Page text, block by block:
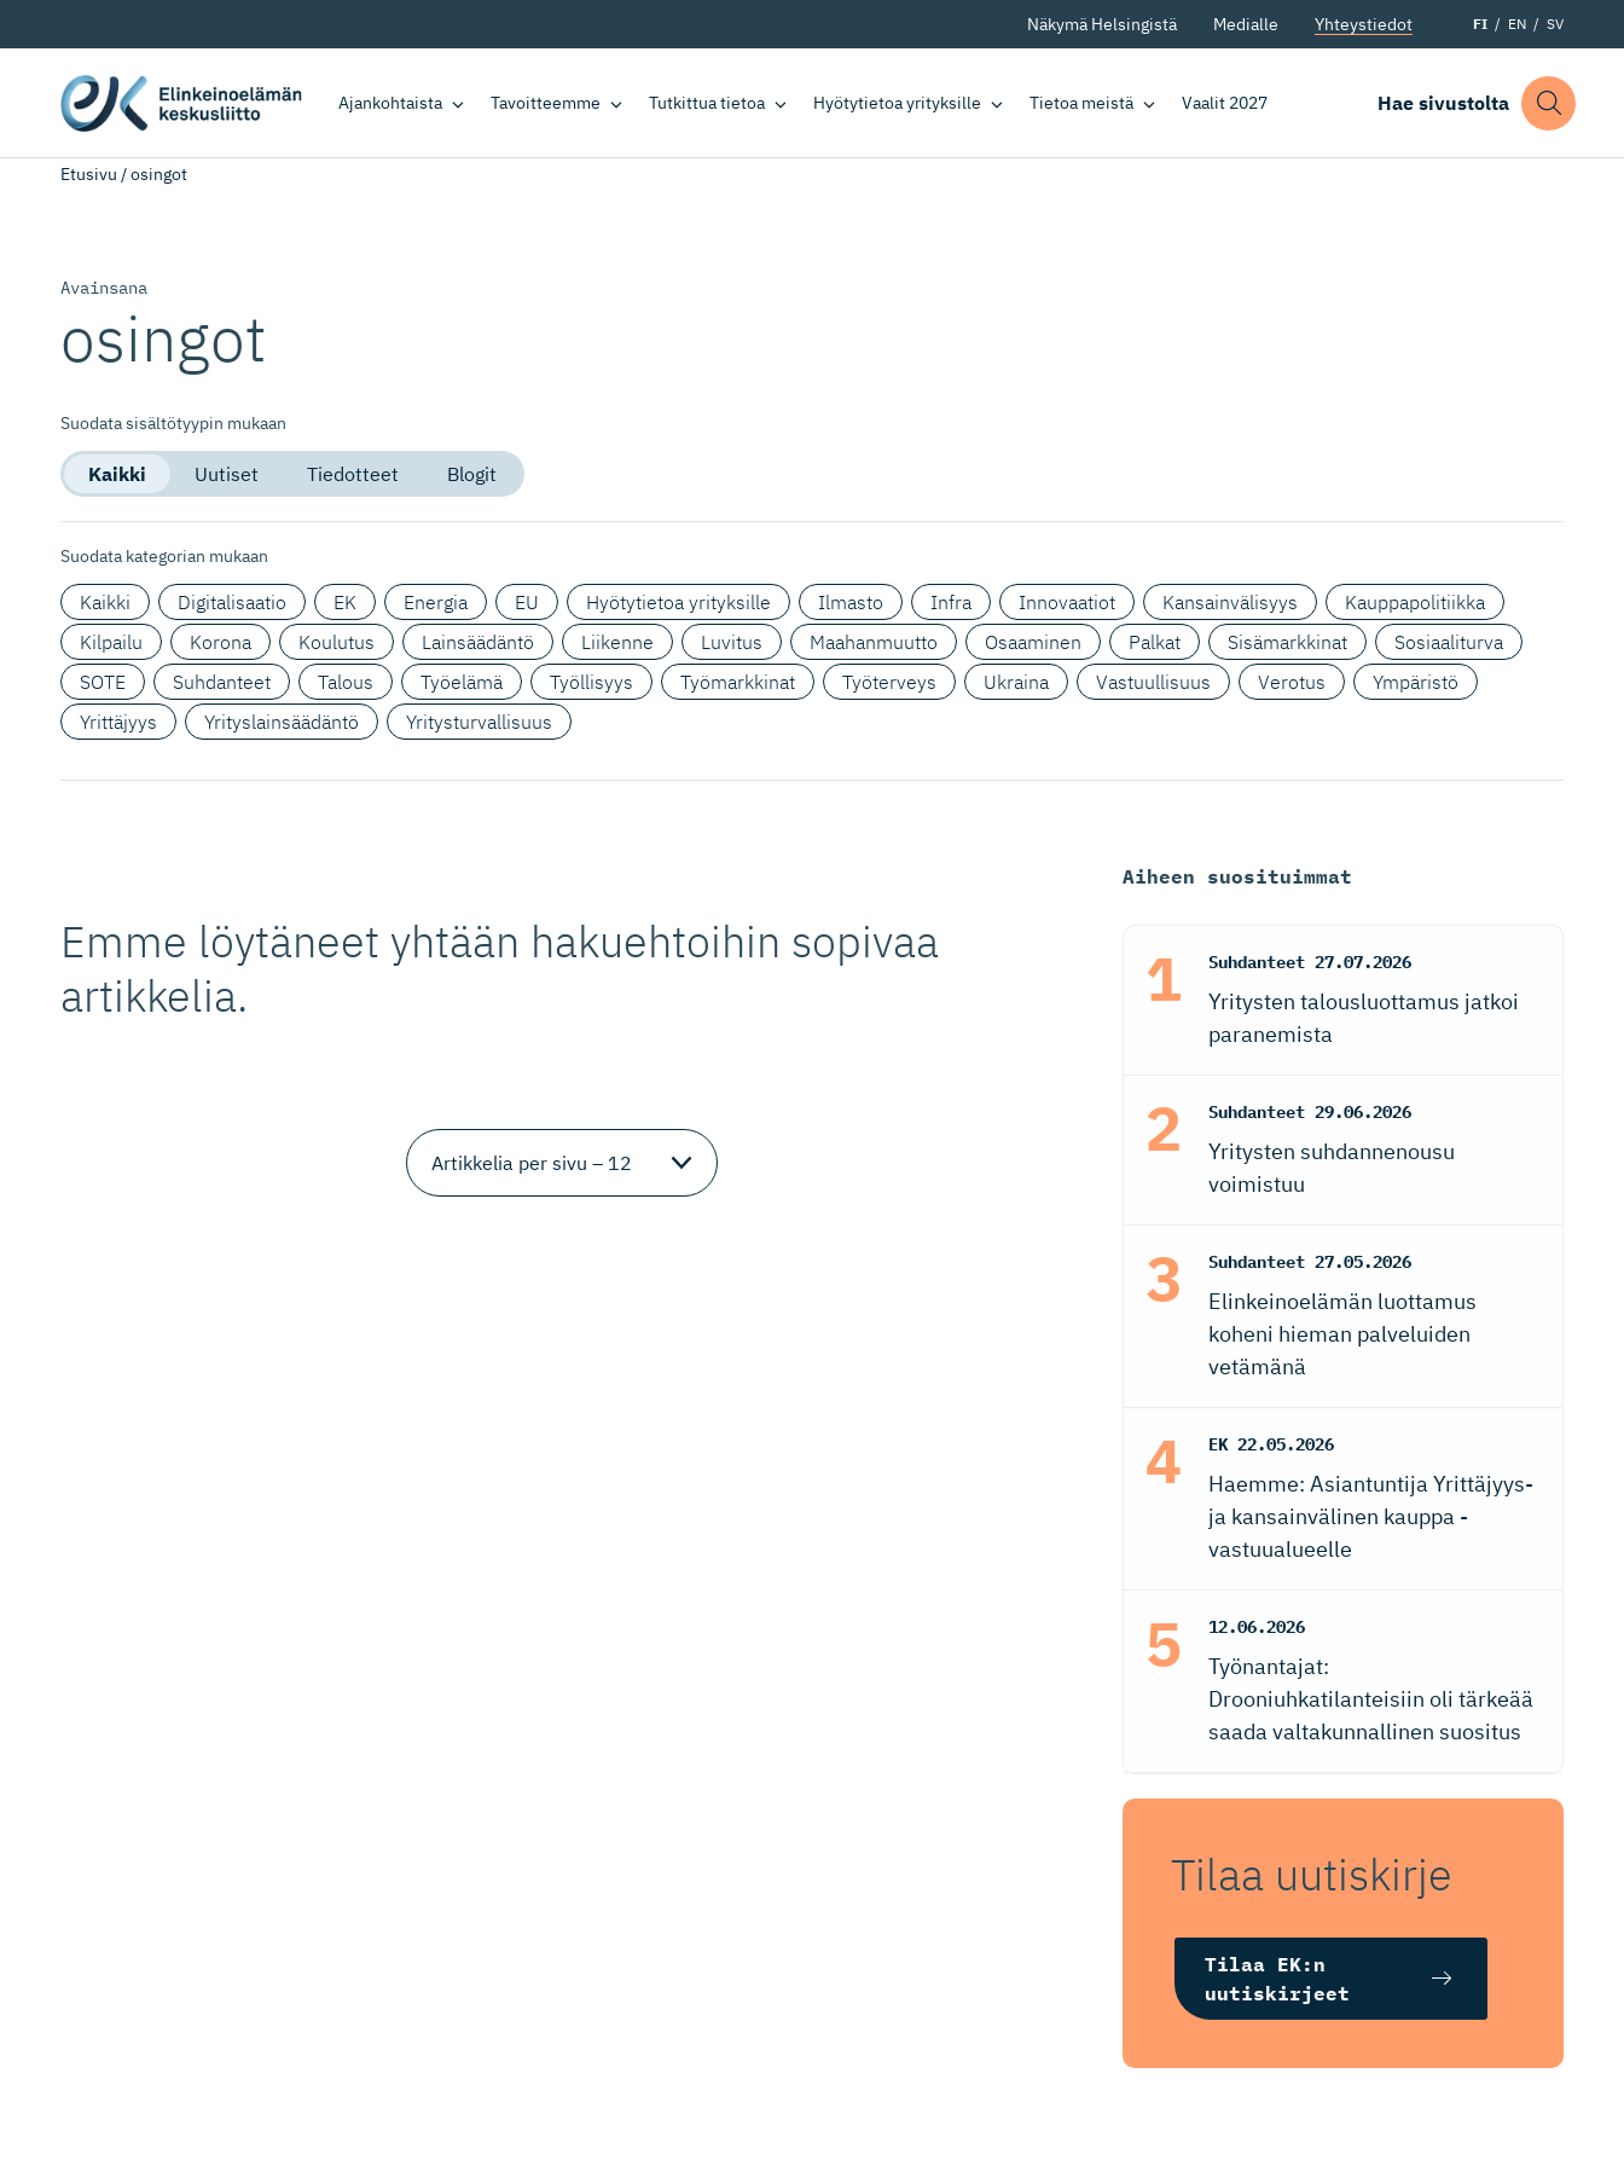
Näkymä Helsingistä Medialle Yhteystiedot FI EN SV
Ajankohtaista Tavoitteemme Tutkittua tietoa Hyötytietoa yrityksille Tietoa meistä Vaalit 2027 Hae sivustolta
Etusivu /osingot
Avainsana
osingot
Suodata sisältötyypin mukaan
Kaikki Uutiset Tiedotteet Blogit
Suodata kategorian mukaan
Kaikki Digitalisaatio EK Energia EU Hyötytietoa yrityksille Ilmasto Infra Innovaatiot Kansainvälisyys
Kauppapolitiikka
Kilpailu
Korona Koulutus Lainsäädäntö Liikenne Luvitus Maahanmuutto Osaaminen Palkat Sisämarkkinat
Sosiaaliturva
SOTE
Suhdanteet Talous Työelämä Työllisyys Työmarkkinat Työterveys Ukraina Vastuullisuus Verotus
Ympäristö
Yrittäjyys
Yrityslainsäädäntö Yritysturvallisuus
Emme löytäneet yhtään hakuehtoihin sopivaa
artikkelia.
Aiheen suosituimmat
Suhdanteet 27.07.2026
Yritysten talousluottamus jatkoi
paranemista
Suhdanteet 29.06.2026
Yritysten suhdannenousu
voimistuu
Suhdanteet 27.05.2026
Elinkeinoelämän luottamus
koheni hieman palveluiden
vetämänä
EK 22.05.2026
Haemme: Asiantuntija Yrittäjyys-
ja kansainvälinen kauppa -
vastuualueelle
12.06.2026
Työnantajat:
Drooniuhkatilanteisiin oli tärkeää
saada valtakunnallinen suositus
Tilaa uutiskirje
Tilaa EK:n
uutiskirjeet